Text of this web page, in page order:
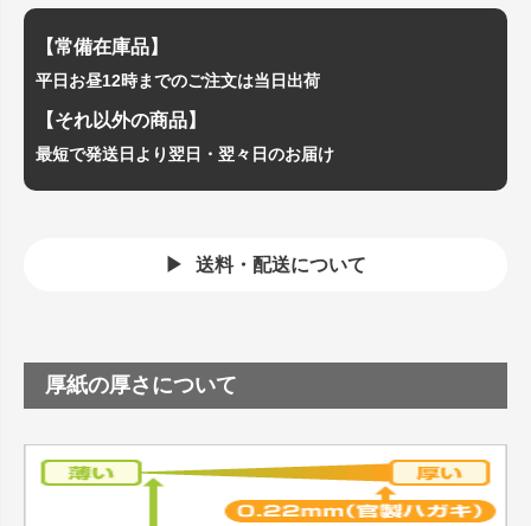
【常備在庫品】
平日お昼12時までのご注文は当日出荷
【それ以外の商品】
最短で発送日より翌日・翌々日のお届け
送料・配送について
厚紙の厚さについて